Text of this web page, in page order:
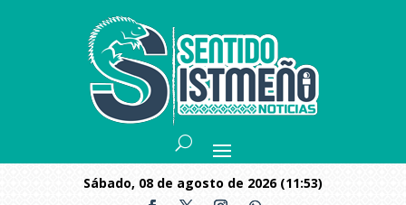
sábado, 08 de agosto de 2026 (11:53)